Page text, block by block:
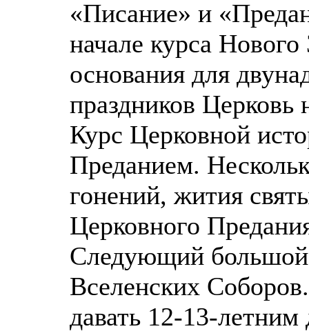
«Писание» и
начале курса
основания для
праздников
Курс Церковной
Преданием.
гонений, жития
Церковного
Следующий большой
Вселенских
давать 12-13-